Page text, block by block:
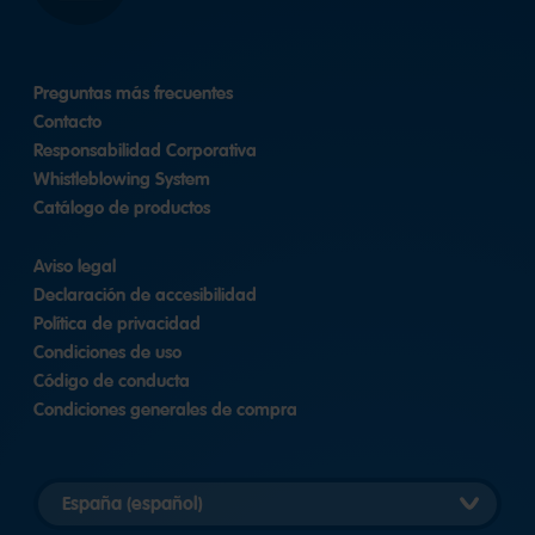
Preguntas más frecuentes
Contacto
Responsabilidad Corporativa
Whistleblowing System
Catálogo de productos
Aviso legal
Declaración de accesibilidad
Política de privacidad
Condiciones de uso
Código de conducta
Condiciones generales de compra
versión